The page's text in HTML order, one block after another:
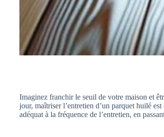
Imaginez franchir le seuil de votre maison et
jour, maîtriser l’entretien d’un parquet huilé
adéquat à la fréquence de l’entretien, en